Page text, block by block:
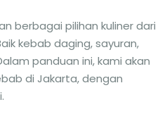
berbagai pilihan kuliner dari
kebab daging, sayuran,
panduan ini, kami akan
di Jakarta, dengan